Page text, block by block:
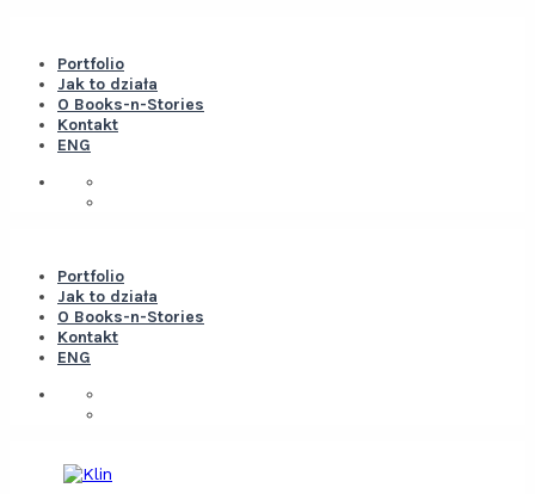
Portfolio
Jak to działa
O Books-n-Stories
Kontakt
ENG
Portfolio
Jak to działa
O Books-n-Stories
Kontakt
ENG